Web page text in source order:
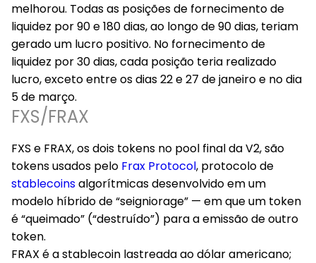
melhorou. Todas as posições de fornecimento de
liquidez por 90 e 180 dias, ao longo de 90 dias, teriam
gerado um lucro positivo. No fornecimento de
liquidez por 30 dias, cada posição teria realizado
lucro, exceto entre os dias 22 e 27 de janeiro e no dia
5 de março.
FXS/FRAX
FXS e FRAX, os dois tokens no pool final da V2, são
tokens usados pelo Frax Protocol, protocolo de
stablecoinsalgorítmicas desenvolvido em um
modelo híbrido de “seigniorage” — em que um token
é “queimado” (“destruído”) para a emissão de outro
token.
FRAX é a stablecoin lastreada ao dólar americano;